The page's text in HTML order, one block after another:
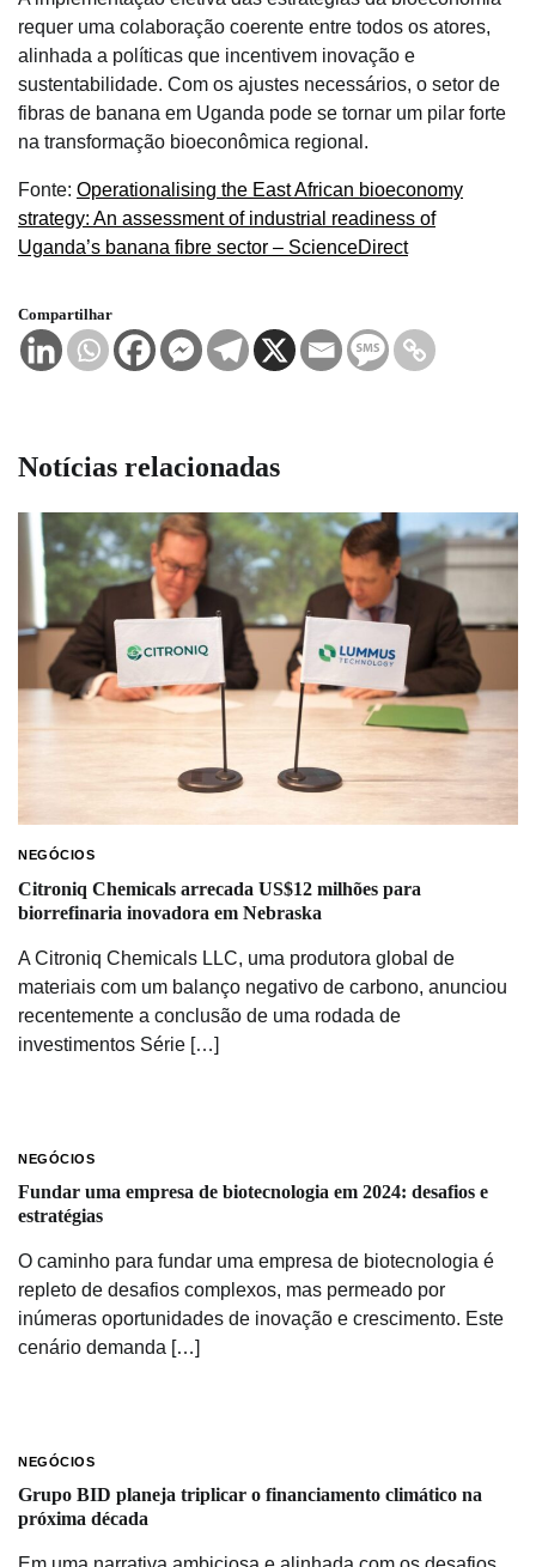
requer uma colaboração coerente entre todos os atores,
alinhada a políticas que incentivem inovação e
sustentabilidade. Com os ajustes necessários, o setor de
fibras de banana em Uganda pode se tornar um pilar forte
na transformação bioeconômica regional.
Fonte: Operationalising the East African bioeconomy
strategy: An assessment of industrial readiness of
Uganda’s banana fibre sector – ScienceDirect
Compartilhar
Notícias relacionadas
NEGÓCIOS
Citroniq Chemicals arrecada US$12 milhões para
biorrefinaria inovadora em Nebraska
A Citroniq Chemicals LLC, uma produtora global de
materiais com um balanço negativo de carbono, anunciou
recentemente a conclusão de uma rodada de
investimentos Série […]
NEGÓCIOS
Fundar uma empresa de biotecnologia em 2024: desafios e
estratégias
O caminho para fundar uma empresa de biotecnologia é
repleto de desafios complexos, mas permeado por
inúmeras oportunidades de inovação e crescimento. Este
cenário demanda […]
NEGÓCIOS
Grupo BID planeja triplicar o financiamento climático na
próxima década